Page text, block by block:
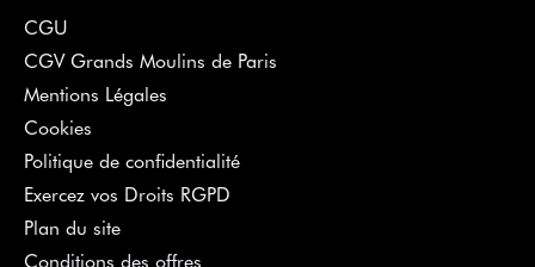
CGU
CGV Grands Moulins de Paris
Mentions Légales
Cookies
Politique de confidentialité
Exercez vos Droits RGPD
Plan du site
Conditions des offres